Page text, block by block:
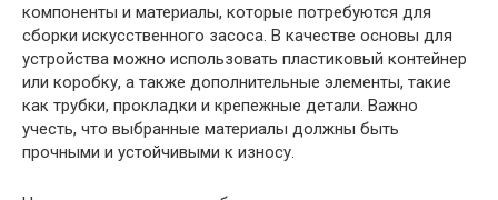
компоненты и материалы, которые потребуются для
сборки искусственного засоса. В качестве основы для
устройства можно использовать пластиковый контейнер
или коробку, а также дополнительные элементы, такие
как трубки, прокладки и крепежные детали. Важно
учесть, что выбранные материалы должны быть
прочными и устойчивыми к износу.